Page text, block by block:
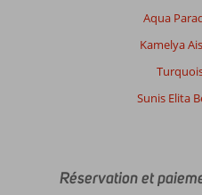
Aqua
Kamelya
Sunis Elita
Réservation et